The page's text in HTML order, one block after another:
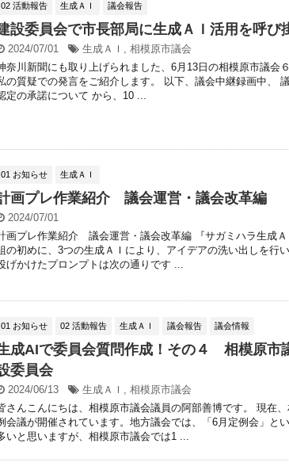
02 活動報告 生成ＡＩ 議会報告
設委員会で市長部局に生成ＡＩ活用を呼び
2024/07/01 生成ＡＩ , 相模原市議会
奈川新聞にも取り上げられました、6月13日の相模原市議会
の質疑での発言をご紹介します。 以下、議会中継録画中、
定の承諾について から、10 ...
01 お知らせ 生成ＡＩ
画プレ作業紹介 議会運営・議会改革編
2024/07/01
画プレ作業紹介 議会運営・議会改革編 『サガミハラ生成
の初めに、3つの生成ＡＩにより、アイデアの洗い出しを行
げかけたプロンプトは次の通りです ...
01 お知らせ 02 活動報告 生成ＡＩ 議会報告 議会情報
成AIで委員会質問作成！その４ 相模原市
委員会
2024/06/13 生成ＡＩ , 相模原市議会
さんこんにちは、相模原市議会議員の阿部善博です。 現在
会議が開催されています。地方議会では、「6月定例会」と
いと思いますが、相模原市議会では1 ...